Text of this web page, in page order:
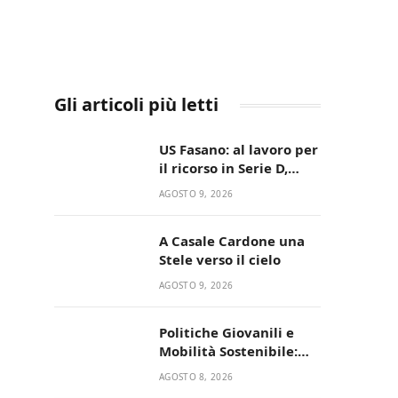
Gli articoli più letti
US Fasano: al lavoro per
il ricorso in Serie D,
nessun caso-calciatori
AGOSTO 9, 2026
A Casale Cardone una
Stele verso il cielo
AGOSTO 9, 2026
Politiche Giovanili e
Mobilità Sostenibile:
premiati gli studenti
AGOSTO 8, 2026